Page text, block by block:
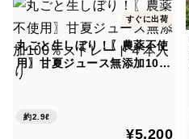
すぐに出荷
丸ごと生しぼり！〖農薬不使
用〗甘夏ジュース無添加10
0％ストレート４本入り
約2.9ℓ
¥5,200